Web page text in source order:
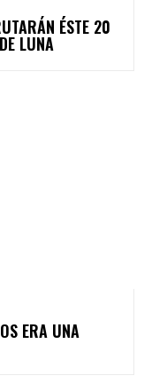
ÉSTE 20
LUNA
ERA UNA